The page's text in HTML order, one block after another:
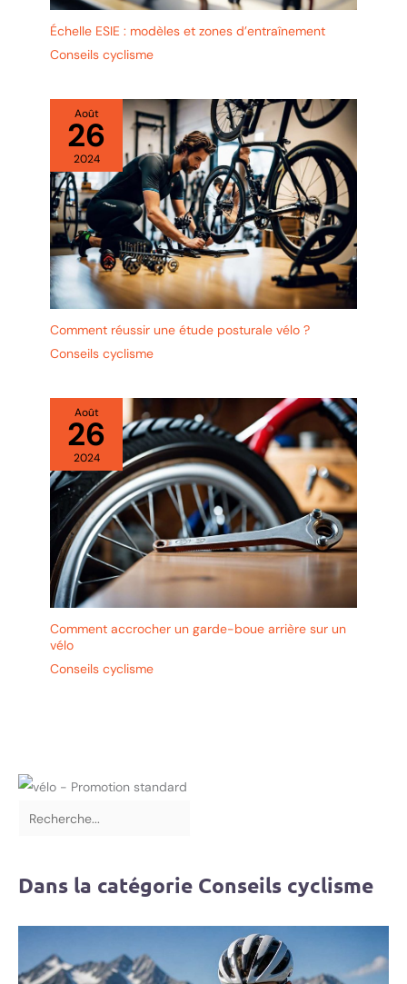
Échelle ESIE : modèles et zones d’entraînement
Conseils cyclisme
Août
26
2024
Comment réussir une étude posturale vélo ?
Conseils cyclisme
Août
26
2024
Comment accrocher un garde-boue arrière sur un
vélo
Conseils cyclisme
Dans la catégorie Conseils cyclisme